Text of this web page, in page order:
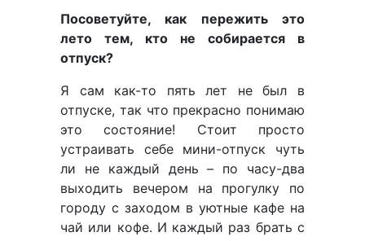
Посоветуйте, как пережить это
лето тем, кто не собирается в
отпуск?
Я сам как-то пять лет не был в
отпуске, так что прекрасно понимаю
это состояние! Стоит просто
устраивать себе мини-отпуск чуть
ли не каждый день – по часу-два
выходить вечером на прогулку по
городу с заходом в уютные кафе на
чай или кофе. И каждый раз брать с